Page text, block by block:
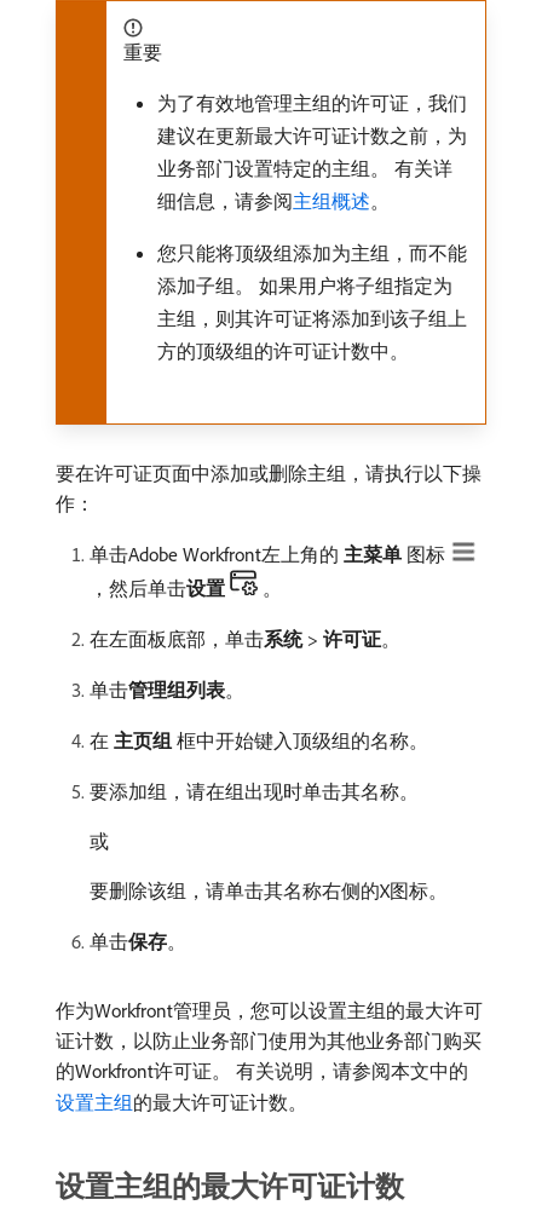
重要
为了有效地管理主组的许可证，我们
建议在更新最大许可证计数之前，为
业务部门设置特定的主组。 有关详
细信息，请参阅主组概述。
您只能将顶级组添加为主组，而不能
添加子组。 如果用户将子组指定为
主组，则其许可证将添加到该子组上
方的顶级组的许可证计数中。
要在许可证页面中添加或删除主组，请执行以下操
作：
单击Adobe Workfront左上角的​ 主菜单 ​图标
，然后单击​设置 。
在左面板底部，单击​系统> 许可证。
单击​管理组列表。
在​ 主页组 ​框中开始键入顶级组的名称。
要添加组，请在组出现时单击其名称。
或
要删除该组，请单击其名称右侧的X图标。
单击​保存。
作为Workfront管理员，您可以设置主组的最大许可
证计数，以防止业务部门使用为其他业务部门购买
的Workfront许可证。 有关说明，请参阅本文中的
设置主组的最大许可证计数。
设置主组的最大许可证计数